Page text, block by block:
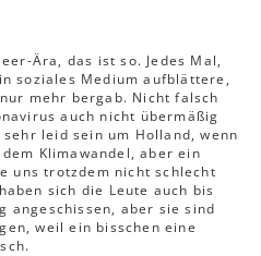
Ära, das ist so. Jedes Mal,
soziales Medium aufblättere,
mehr bergab. Nicht falsch
auch nicht übermäßig
leid sein um Holland, wenn
Klimawandel, aber ein
uns trotzdem nicht schlecht
sich die Leute auch bis
angeschissen, aber sie sind
weil ein bisschen eine